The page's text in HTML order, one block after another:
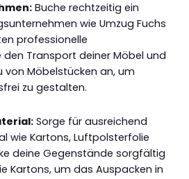
Buche rechtzeitig ein
wie Umzug Fuchs
professionelle
den Transport deiner Möbel und
Möbelstücken an, um
zu gestalten.
Sorge für ausreichend
wie Kartons, Luftpolsterfolie
deine Gegenstände sorgfältig
Kartons, um das Auspacken in